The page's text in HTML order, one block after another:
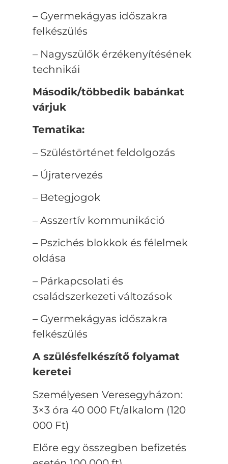
– Gyermekágyas időszakra
felkészülés
– Nagyszülők érzékenyítésének
technikái
Második/többedik babánkat
várjuk
Tematika:
– Szüléstörténet feldolgozás
– Újratervezés
– Betegjogok
– Asszertív kommunikáció
– Pszichés blokkok és félelmek
oldása
– Párkapcsolati és
családszerkezeti változások
– Gyermekágyas időszakra
felkészülés
A szülésfelkészítő folyamat
keretei
Személyesen Veresegyházon:
3×3 óra 40 000 Ft/alkalom (120
000 Ft)
Előre egy összegben befizetés